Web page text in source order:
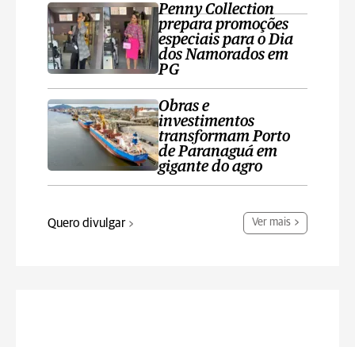
Penny Collection
prepara promoções
especiais para o Dia
dos Namorados em
PG
Obras e
investimentos
transformam Porto
de Paranaguá em
gigante do agro
Quero divulgar Ver mais